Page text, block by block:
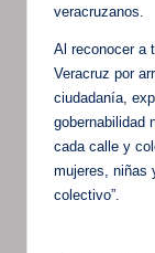
veracruzanos.
Al reconocer a
Veracruz por
ciudadanía,
gobernabilidad
cada calle y
mujeres, niñas
colectivo”.